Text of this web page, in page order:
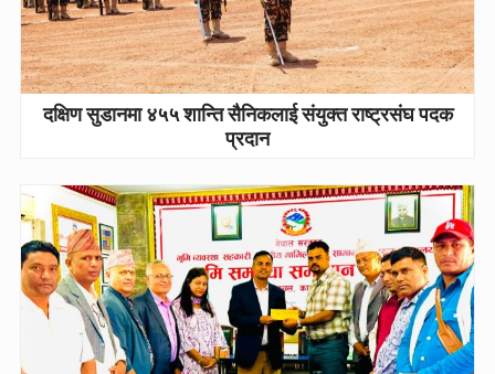
दक्षिण सुडानमा ४५५ शान्ति सैनिकलाई संयुक्त राष्ट्रसंघ पदक
प्रदान